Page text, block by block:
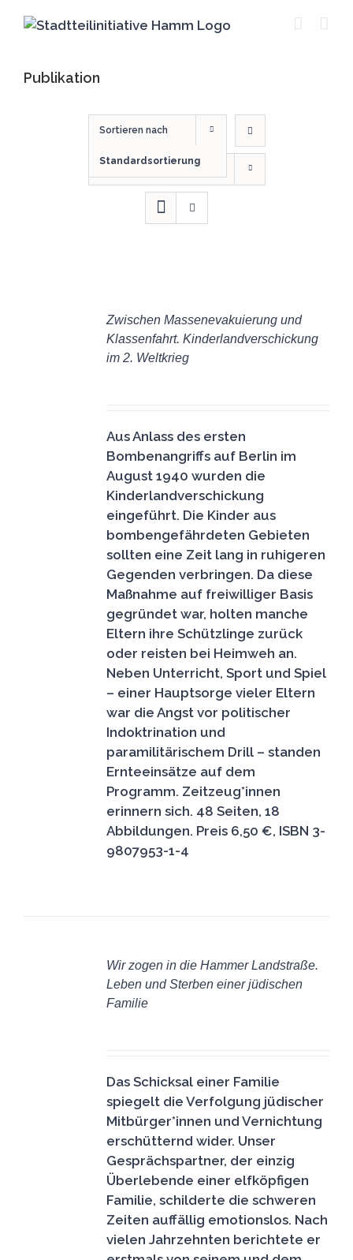
Inhalt
Publikation
Sortieren nach
Standardsortierung
WARENKORBZwischen Massenevakuierung und
Klassenfahrt. Kinderlandverschickung
im 2. Weltkrieg
Aus Anlass des ersten
Bombenangriffs auf Berlin im
August 1940 wurden die
Kinderlandverschickung
eingeführt. Die Kinder aus
bombengefährdeten Gebieten
sollten eine Zeit lang in ruhigeren
Gegenden verbringen. Da diese
Maßnahme auf freiwilliger Basis
gegründet war, holten manche
Eltern ihre Schützlinge zurück
oder reisten bei Heimweh an.
Neben Unterricht, Sport und Spiel
– einer Hauptsorge vieler Eltern
war die Angst vor politischer
Indoktrination und
paramilitärischem Drill – standen
Ernteeinsätze auf dem
Programm. Zeitzeug*innen
erinnern sich. 48 Seiten, 18
Abbildungen. Preis 6,50 €, ISBN 3-
9807953-1-4
WARENKORBWir zogen in die Hammer Landstraße.
Leben und Sterben einer jüdischen
Familie
Das Schicksal einer Familie
spiegelt die Verfolgung jüdischer
Mitbürger*innen und Vernichtung
erschütternd wider. Unser
Gesprächspartner, der einzig
Überlebende einer elfköpfigen
Familie, schilderte die schweren
Zeiten auffällig emotionslos. Nach
vielen Jahrzehnten berichtete er